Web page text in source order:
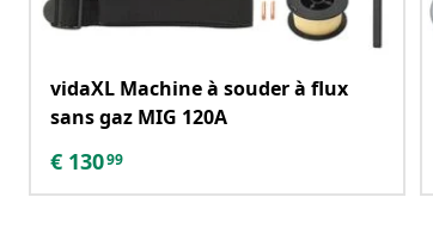
vidaXL Machine à souder à flux
sans gaz MIG 120A
€ 13099